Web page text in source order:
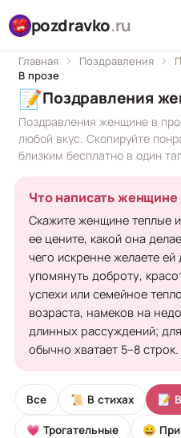
pozdravko.ru
Главная Поздравления
В прозе
📝Поздравления
Поздравления женщине в
любой вкус. Скопируйте
близким бесплатно в один
Что написать женщине
Скажите женщине теплые
ее цените, какой она
чего искренне желаете
упомянуть доброту,
успехи или семейное
возраста, намеков на
длинных рассуждений;
обычно хватает 5–8 строк.
Все 📜 В стихах 📝
💗 Трогательные 😄